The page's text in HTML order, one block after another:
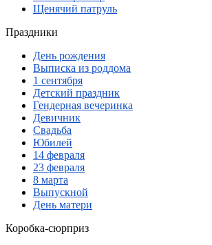
Щенячий патруль
Праздники
День рождения
Выписка из роддома
1 сентября
Детский праздник
Гендерная вечеринка
Девичник
Свадьба
Юбилей
14 февраля
23 февраля
8 марта
Выпускной
День матери
Коробка-сюрприз